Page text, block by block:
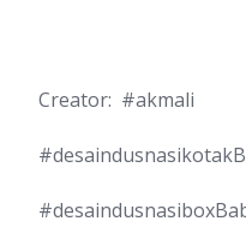
Creator: #akmali